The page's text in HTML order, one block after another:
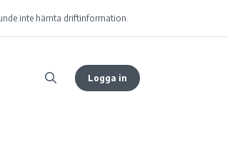
inte hämta driftinformation.
Logga in